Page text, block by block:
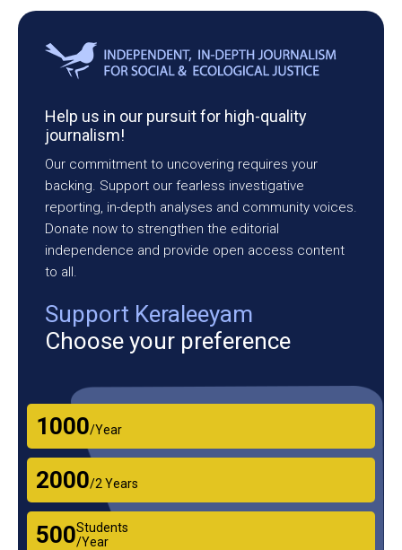
Help us in our pursuit for high-quality
journalism!
Our commitment to uncovering requires your
backing. Support our fearless investigative
reporting, in-depth analyses and community voices.
Donate now to strengthen the editorial
independence and provide open access content
to all.
Support Keraleeyam
Choose your preference
₹1000/Year
₹2000/2 Years
₹500Students
/Year